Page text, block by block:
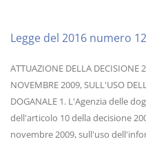
Legge del 2016 numero
ATTUAZIONE DELLA
NOVEMBRE 2009, SULL'USO
DOGANALE 1. L'Agenzia delle
dell'articolo 10 della decisione
novembre 2009, sull'uso